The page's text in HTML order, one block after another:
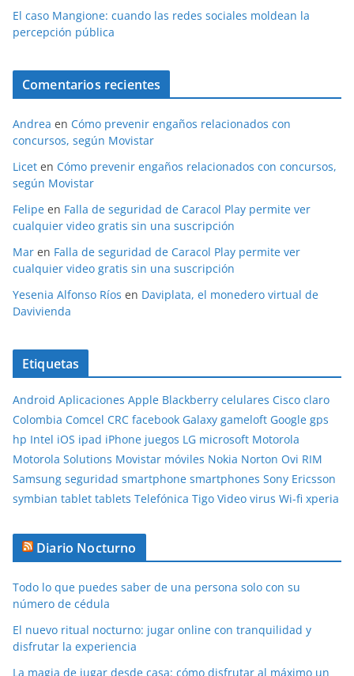
El caso Mangione: cuando las redes sociales moldean la
percepción pública
Comentarios recientes
Andrea en Cómo prevenir engaños relacionados con
concursos, según Movistar
Licet en Cómo prevenir engaños relacionados con concursos,
según Movistar
Felipe en Falla de seguridad de Caracol Play permite ver
cualquier video gratis sin una suscripción
Mar en Falla de seguridad de Caracol Play permite ver
cualquier video gratis sin una suscripción
Yesenia Alfonso Ríos en Daviplata, el monedero virtual de
Davivienda
Etiquetas
Android Aplicaciones Apple Blackberry celulares Cisco claro
Colombia Comcel CRC facebook Galaxy gameloft Google gps
hp Intel iOS ipad iPhone juegos LG microsoft Motorola
Motorola Solutions Movistar móviles Nokia Norton Ovi RIM
Samsung seguridad smartphone smartphones Sony Ericsson
symbian tablet tablets Telefónica Tigo Video virus Wi-fi xperia
Diario Nocturno
Todo lo que puedes saber de una persona solo con su
número de cédula
El nuevo ritual nocturno: jugar online con tranquilidad y
disfrutar la experiencia
La magia de jugar desde casa: cómo disfrutar al máximo un